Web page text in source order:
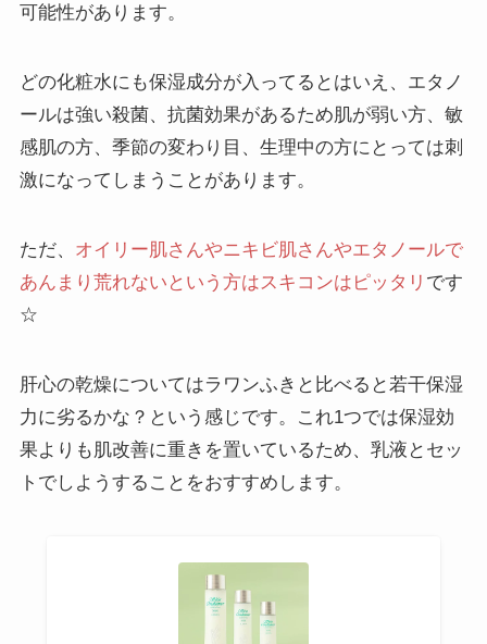
可能性があります。
どの化粧水にも保湿成分が入ってるとはいえ、エタノ
ールは強い殺菌、抗菌効果があるため肌が弱い方、敏
感肌の方、季節の変わり目、生理中の方にとっては刺
激になってしまうことがあります。
ただ、 オイリー肌さんやニキビ肌さんやエタノールで
あんまり荒れないという方はスキコンはピッタリ です
☆
肝心の乾燥についてはラワンふきと比べると若干保湿
力に劣るかな？という感じです。これ1つでは保湿効
果よりも肌改善に重きを置いているため、乳液とセッ
トでしようすることをおすすめします。